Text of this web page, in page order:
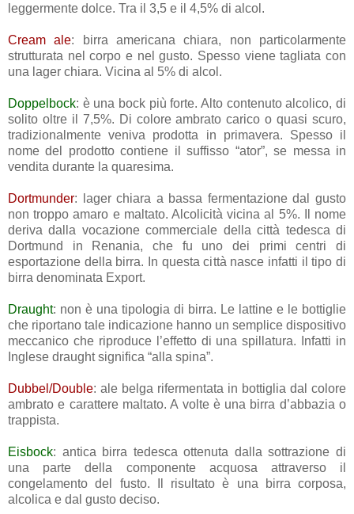
leggermente dolce. Tra il 3,5 e il 4,5% di alcol.
Cream ale: birra americana chiara, non particolarmente
strutturata nel corpo e nel gusto. Spesso viene tagliata con
una lager chiara. Vicina al 5% di alcol.
Doppelbock: è una bock più forte. Alto contenuto alcolico, di
solito oltre il 7,5%. Di colore ambrato carico o quasi scuro,
tradizionalmente veniva prodotta in primavera. Spesso il
nome del prodotto contiene il suffisso “ator”, se messa in
vendita durante la quaresima.
Dortmunder: lager chiara a bassa fermentazione dal gusto
non troppo amaro e maltato. Alcolicità vicina al 5%. Il nome
deriva dalla vocazione commerciale della città tedesca di
Dortmund in Renania, che fu uno dei primi centri di
esportazione della birra. In questa città nasce infatti il tipo di
birra denominata Export.
Draught: non è una tipologia di birra. Le lattine e le bottiglie
che riportano tale indicazione hanno un semplice dispositivo
meccanico che riproduce l’effetto di una spillatura. Infatti in
Inglese draught significa “alla spina”.
Dubbel/Double: ale belga rifermentata in bottiglia dal colore
ambrato e carattere maltato. A volte è una birra d’abbazia o
trappista.
Eisbock: antica birra tedesca ottenuta dalla sottrazione di
una parte della componente acquosa attraverso il
congelamento del fusto. Il risultato è una birra corposa,
alcolica e dal gusto deciso.